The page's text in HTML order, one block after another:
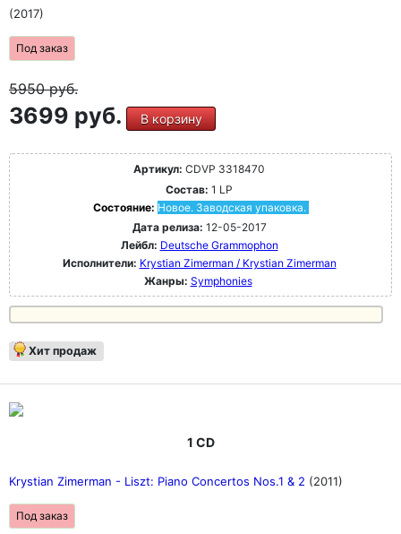
(2017)
Под заказ
5950руб.
3699 руб. В корзину
Артикул: CDVP 3318470
Состав: 1 LP
Состояние: Новое. Заводская упаковка.
Дата релиза: 12-05-2017
Лейбл: Deutsche Grammophon
Исполнители: Krystian Zimerman / Krystian Zimerman
Жанры: Symphonies
Хит продаж
1 CD
Krystian Zimerman - Liszt: Piano Concertos Nos.1 & 2 (2011)
Под заказ